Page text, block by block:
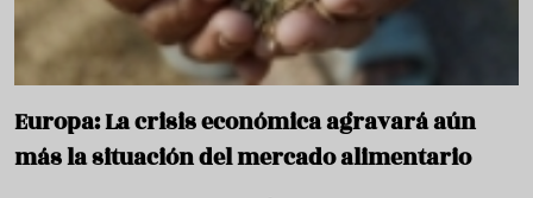
Europa: La crisis económica agravará aún
más la situación del mercado alimentario